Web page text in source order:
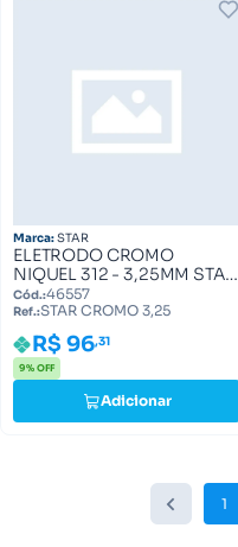
Marca:STAR
ELETRODO CROMO
NIQUEL 312 - 3,25MM STAR
CROMO 3,25
Cód.:46557
Ref.:STAR CROMO 3,25
R$ 96,31
9% OFF
Adicionar
1